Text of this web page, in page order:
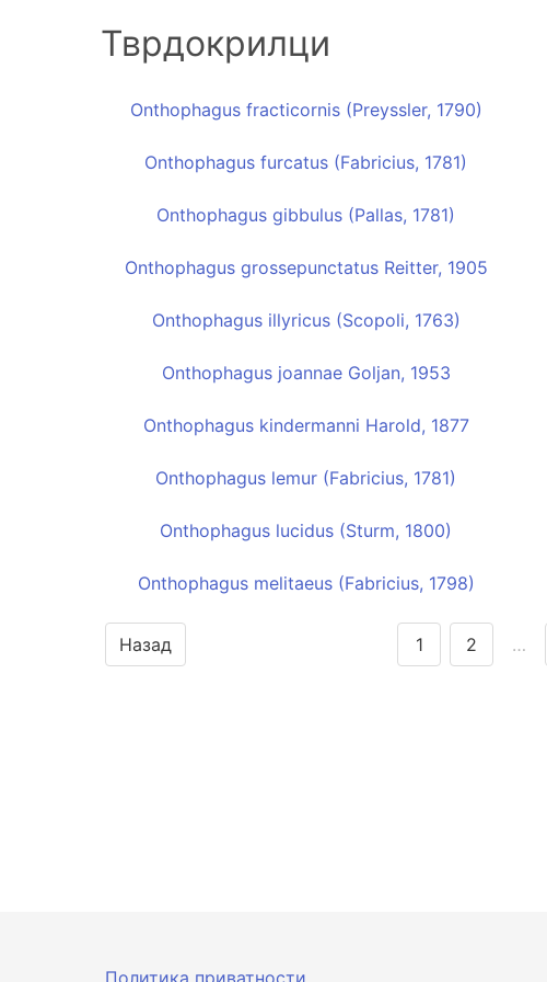
Тврдокрилци
Onthophagus fracticornis (Preyssler, 1790)
Onthophagus furcatus (Fabricius, 1781)
Onthophagus gibbulus (Pallas, 1781)
Onthophagus grossepunctatus Reitter, 1905
Onthophagus illyricus (Scopoli, 1763)
Onthophagus joannae Goljan, 1953
Onthophagus kindermanni Harold, 1877
Onthophagus lemur (Fabricius, 1781)
Onthophagus lucidus (Sturm, 1800)
Onthophagus melitaeus (Fabricius, 1798)
Назад 1 2 …
Политика приватности